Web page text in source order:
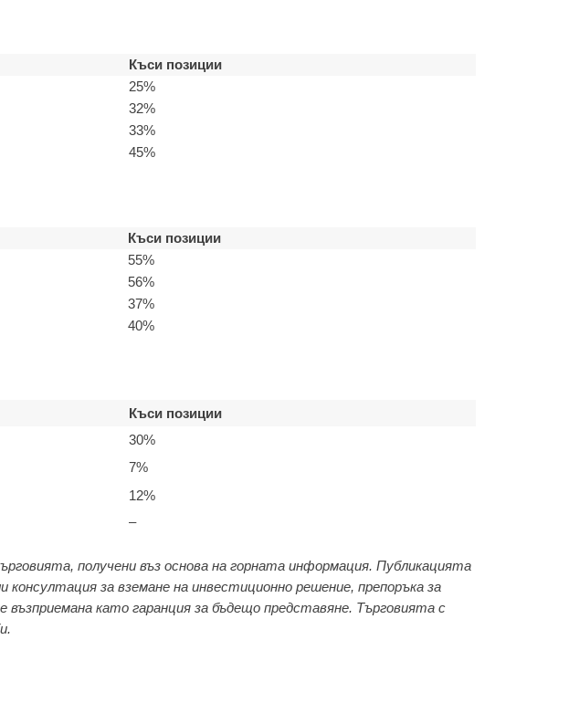
Къси позиции
25%
32%
33%
45%
Къси позиции
55%
56%
37%
40%
Къси позиции
30%
7%
12%
–
получени въз основа на горната информация. Публикацията
консултация за вземане на инвестиционно решение, препоръка за
като гаранция за бъдещо представяне. Търговията с